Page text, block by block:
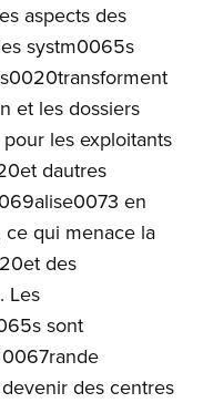
aspects des
systm0065s
et les dossiers
les exploitants
dautres
en
qui menace la
des
Les
sont
des centres